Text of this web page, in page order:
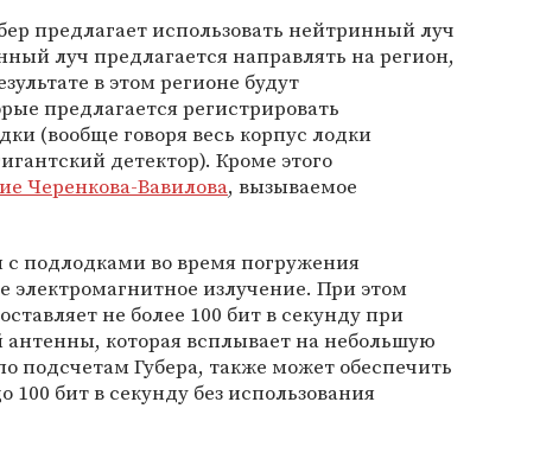
предлагает использовать нейтринный луч
луч предлагается направлять на регион,
в этом регионе будут
предлагается регистрировать
(вообще говоря весь корпус лодки
детектор). Кроме этого
Черенкова-Вавилова, вызываемое
с подлодками во время погружения
электромагнитное излучение. При этом
не более 100 бит в секунду при
которая всплывает на небольшую
подсчетам Губера, также может обеспечить
бит в секунду без использования